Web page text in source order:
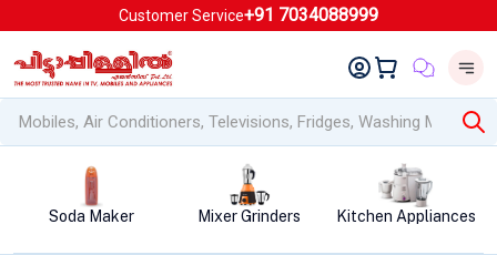
Customer Service+91 7034088999
Mixer Grinders Kitchen Appliances Air Conditioners